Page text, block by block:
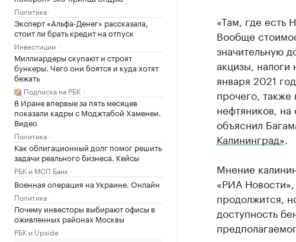
Политика
Эксперт «Альфа-Денег» рассказала,
стоит ли брать кредит на отпуск
Инвестиции
Миллиардеры скупают и строят
бункеры. Чего они боятся и куда хотят
бежать
Подписка на РБК
В Иране впервые за пять месяцев
показали кадры с Моджтабой Хаменеи.
Видео
Политика
Как облигационный долг помог решить
задачи реального бизнеса. Кейсы
РБК и МСП Банк
Военная операция на Украине. Онлайн
Политика
Почему инвесторы выбирают офисы в
оживленных районах Москвы
РБК и Upside
«Там, где есть
Вообще
значительную
акцизы, налоги
января 2021
прочего,
нефтяников,
объяснил
Калининград»
Мнение
«РИА
продолжится,
доступность